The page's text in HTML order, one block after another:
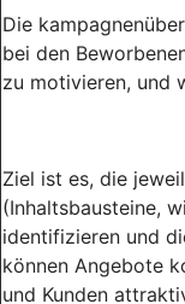
Die
bei den
zu motivieren, und
Ziel ist es, die
(Inhaltsbausteine,
identifizieren und
können Angebote
und Kunden